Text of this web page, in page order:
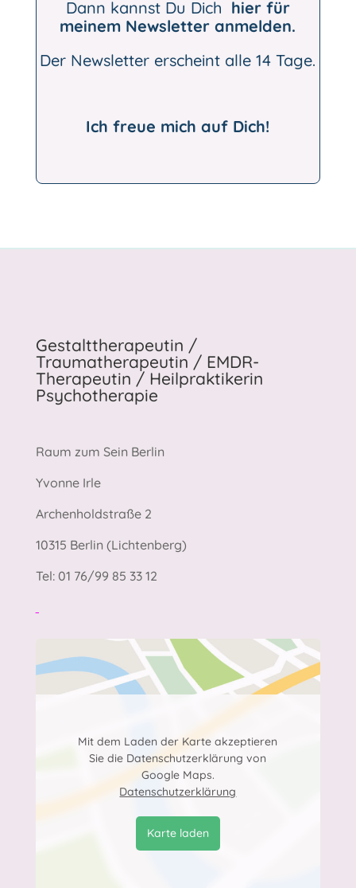
Dann kannst Du Dich hier für
meinem Newsletter anmelden.
Der Newsletter erscheint alle 14 Tage.
Ich freue mich auf Dich!
Gestalttherapeutin /
Traumatherapeutin / EMDR-
Therapeutin / Heilpraktikerin
Psychotherapie
Raum zum Sein Berlin
Yvonne Irle
Archenholdstraße 2
10315 Berlin (Lichtenberg)
Tel: 01 76/99 85 33 12
Mit dem Laden der Karte akzeptieren
Sie die Datenschutzerklärung von
Google Maps.
Datenschutzerklärung
Karte laden